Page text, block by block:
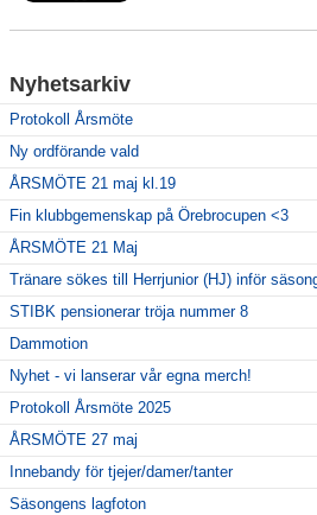
Avgifter
Nyhetsarkiv
Protokoll Årsmöte
Ny ordförande vald
ÅRSMÖTE 21 maj kl.19
Fin klubbgemenskap på Örebrocupen <3
ÅRSMÖTE 21 Maj
Tränare sökes till Herrjunior (HJ) inför
STIBK pensionerar tröja nummer 8
Dammotion
Nyhet - vi lanserar vår egna merch!
Protokoll Årsmöte 2025
ÅRSMÖTE 27 maj
Innebandy för tjejer/damer/tanter
Säsongens lagfoton